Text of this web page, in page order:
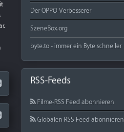
Der OPPO-Verbesserer
SzeneBox.org
byte.to - immer ein Byte schneller
RSS-Feeds
Filme-RSS Feed abonnieren
Globalen RSS Feed abonnieren